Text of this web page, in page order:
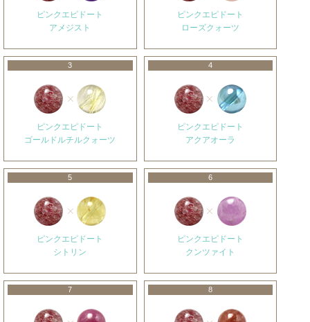
ピンクエピドート
アメジスト
ピンクエピドート
ローズクォーツ
3
ピンクエピドート
ゴールドルチルクォーツ
4
ピンクエピドート
アクアオーラ
5
ピンクエピドート
シトリン
6
ピンクエピドート
クンツァイト
7 8